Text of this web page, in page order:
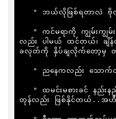
လည်း ပါမယ် ထင်တယ်၊ ချိန်
ခလုတ်ကို နှိပ်ချလိုက်တော့မှ
တုန်လည်း ဖြစ်နိုင်တယ်..အဟီ